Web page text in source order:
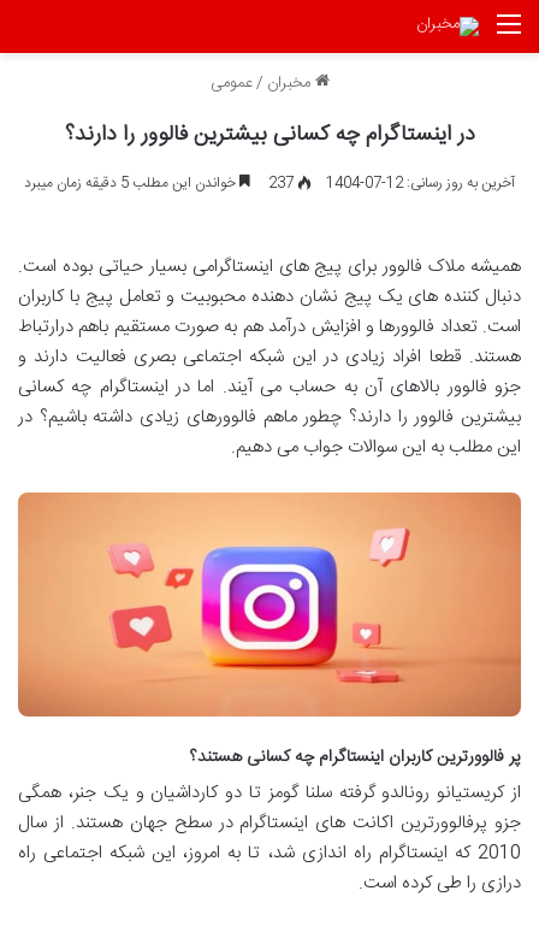
منو
مخبران /عمومی
در اینستاگرام چه کسانی بیشترین فالوور را دارند؟
آخرین به روز رسانی: 12-07-1404 237 خواندن این مطلب 5 دقیقه زمان میبرد
همیشه ملاک فالوور برای پیج های اینستاگرامی بسیار حیاتی بوده است.
دنبال کننده های یک پیج نشان دهنده محبوبیت و تعامل پیج با کاربران
است. تعداد فالوورها و افزایش درآمد هم به صورت مستقیم باهم درارتباط
هستند. قطعا افراد زیادی در این شبکه اجتماعی بصری فعالیت دارند و
جزو فالوور بالاهای آن به حساب می آیند. اما در اینستاگرام چه کسانی
بیشترین فالوور را دارند؟ چطور ماهم فالوورهای زیادی داشته باشیم؟ در
این مطلب به این سوالات جواب می دهیم.
پر فالوورترین کاربران اینستاگرام چه کسانی هستند؟
از کریستیانو رونالدو گرفته سلنا گومز تا دو کارداشیان و یک جنر، همگی
جزو پرفالوورترین اکانت های اینستاگرام در سطح جهان هستند. از سال
2010 که اینستاگرام راه اندازی شد، تا به امروز، این شبکه اجتماعی راه
درازی را طی کرده است.